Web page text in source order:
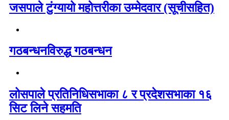
जसपाले टुंग्यायो महोत्तरीका उम्मेदवार (सूचीसहित)
गठबन्धनविरुद्ध गठबन्धन
लोसपाले प्रतिनिधिसभाका ८ र प्रदेशसभाका १६
सिट लिने सहमति